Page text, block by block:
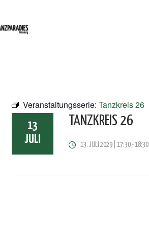
Veranstaltungsserie: Tanzkreis 26
13
JULI
TANZKREIS 26
13. JULI 2029 | 17:30-18:30